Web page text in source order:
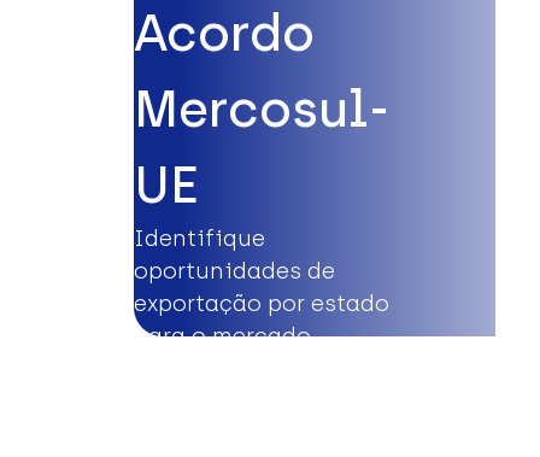
Acordo
Mercosul-
UE
Identifique
oportunidades de
exportação por estado
para o mercado